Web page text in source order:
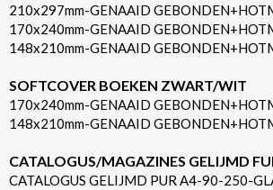
210x297mm-GENAAID
170x240mm-GENAAID
148x210mm-GENAAID
SOFTCOVER BOEKEN ZWART/WIT
170x240mm-GENAAID
148x210mm-GENAAID
CATALOGUS/MAGAZINES GELIJMD
CATALOGUS GELIJMD PUR A4-90-250-